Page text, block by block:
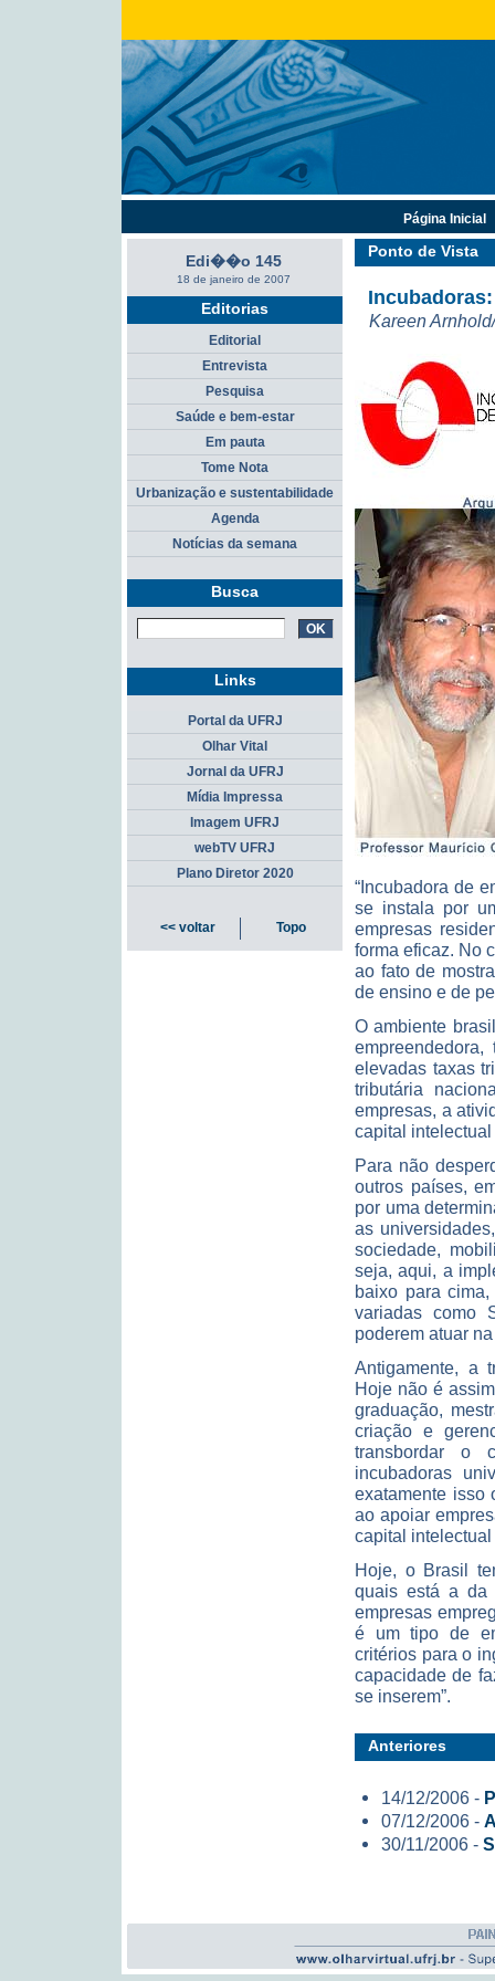
Ponto de Vista
Kareen
“Incubadora de
se instala por
empresas
forma eficaz. No
ao fato de
de ensino e de
O ambiente
elevadas taxas
tributária
empresas, a
capital
Para não
outros países,
por uma
as
sociedade,
seja, aqui, a
baixo para
variadas como
poderem atuar
Antigamente, a
Hoje não é
graduação,
criação e
transbordar o
incubadoras
exatamente isso
ao apoiar
capital
Hoje, o Brasil
quais está a da
empresas
é um tipo de
critérios para o
capacidade de
se inserem”.
Anteriores
14/12/2006 -
07/12/2006 -
30/11/2006 -
Edi��o 145
18 de janeiro de 2007
Editorias
Editorial
Entrevista
Pesquisa
Saúde e bem-estar
Em pauta
Tome Nota
Urbanização e sustentabilidade
Agenda
Notícias da semana
Busca
Página Inicial
Links
Portal da UFRJ
Olhar Vital
Jornal da UFRJ
Mídia Impressa
Imagem UFRJ
webTV UFRJ
Plano Diretor 2020
<< voltar Topo